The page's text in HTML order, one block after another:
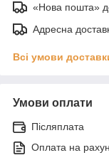
«Нова пошта»
Адресна
Всі умови
Умови оплати
Післяплата
Оплата на